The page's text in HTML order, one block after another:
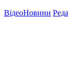
ВідеоНовини